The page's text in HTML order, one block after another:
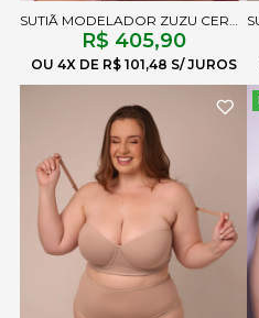
SUTIÃ MODELADOR ZUZU CEREJA
R$ 405,90
4X R$ 101,48